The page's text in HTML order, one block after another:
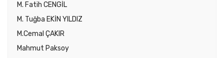
M. Fatih CENGİL
M. Tuğba EKİN YILDIZ
M.Cemal ÇAKIR
Mahmut Paksoy